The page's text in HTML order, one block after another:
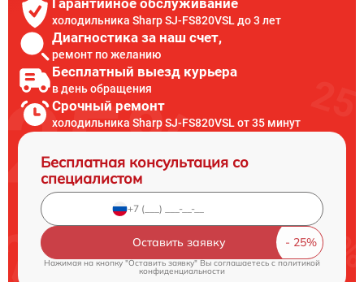
Гарантийное обслуживание
холодильника Sharp SJ-FS820VSL до 3 лет
Диагностика за наш счет,
ремонт по желанию
Бесплатный выезд курьера
в день обращения
Срочный ремонт
холодильника Sharp SJ-FS820VSL от 35 минут
Бесплатная консультация со
специалистом
Оставить заявку
Нажимая на кнопку "Оставить заявку" Вы соглашаетесь cполитикой
конфиденциальности